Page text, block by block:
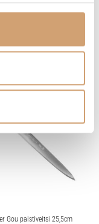
Gou paistiveitsi 25,5cm